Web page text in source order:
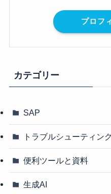
プロフ
カテゴリー
SAP
トラブルシューティン
便利ツールと資料
生成AI